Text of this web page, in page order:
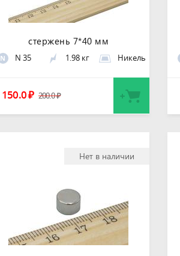
стержень 7*40 мм
N N 35 1.98 кг Никель
150.0₽ 200.0₽
Нет в наличии